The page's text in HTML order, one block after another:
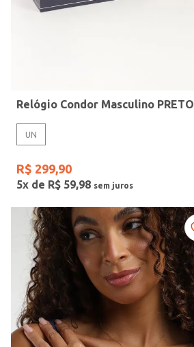
Relógio Condor Masculino PRETO
UN
R$ 299,90
5x de R$ 59,98